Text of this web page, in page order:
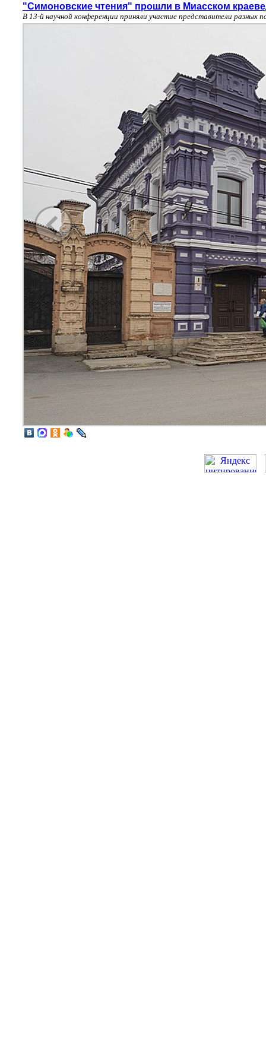
"Симоновские чтения" прошли в Миасском
В 13-й научной конференции приняли участие представители разных